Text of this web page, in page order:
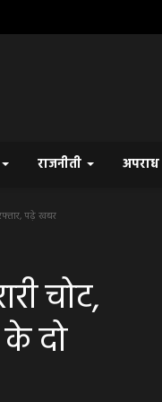
राजनीती अपराध
पढ़े खबर
चोट,
के दो